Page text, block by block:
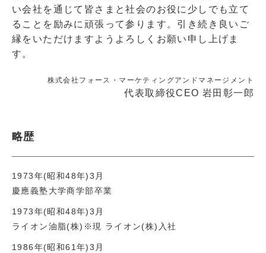
い会社を通じて皆さまと社会のお役に少しでも立て
ることを励みに頑張って参ります。引き続き良いご
縁をいただけますようよろしくお願い申し上げま
す。
株式会社フォース・マーケティングアンドマネージメント
代表取締役CEO 岩田彰一郎
略歴
1973年(昭和48年)3月
慶應義塾大学商学部卒業
1973年(昭和48年)3月
ライオン油脂(株)※現 ライオン(株)入社
1986年(昭和61年)3月